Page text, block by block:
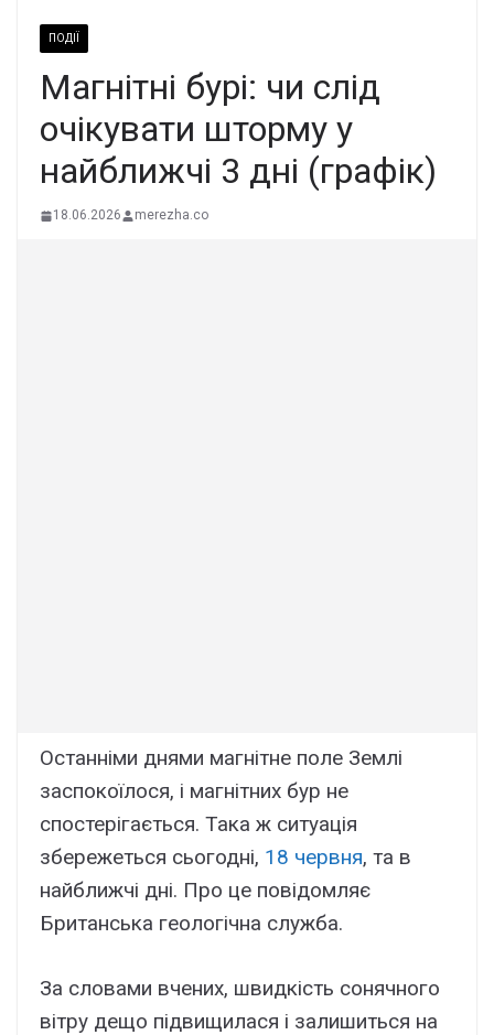
ПОДІЇ
Магнітні бурі: чи слід
очікувати шторму у
найближчі 3 дні (графік)
18.06.2026 merezha.co
Останніми днями магнітне поле Землі
заспокоїлося, і магнітних бур не
спостерігається. Така ж ситуація
збережеться сьогодні, 18 червня, та в
найближчі дні. Про це повідомляє
Британська геологічна служба.
За словами вчених, швидкість сонячного
вітру дещо підвищилася і залишиться на